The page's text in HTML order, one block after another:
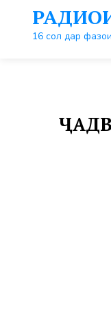
контенту16 сол дар